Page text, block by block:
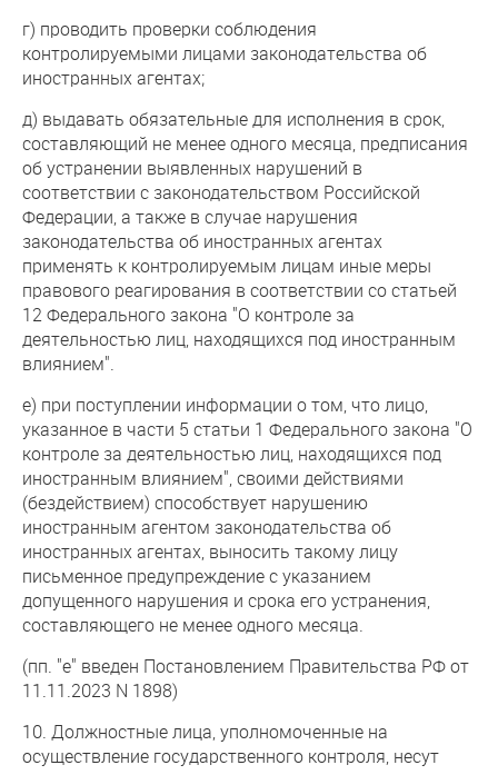
г) проводить проверки соблюдения
контролируемыми лицами законодательства об
иностранных агентах;
д) выдавать обязательные для исполнения в срок,
составляющий не менее одного месяца, предписания
об устранении выявленных нарушений в
соответствии с законодательством Российской
Федерации, а также в случае нарушения
законодательства об иностранных агентах
применять к контролируемым лицам иные меры
правового реагирования в соответствии со статьей
12 Федерального закона "О контроле за
деятельностью лиц, находящихся под иностранным
влиянием".
е) при поступлении информации о том, что лицо,
указанное в части 5 статьи 1 Федерального закона "О
контроле за деятельностью лиц, находящихся под
иностранным влиянием", своими действиями
(бездействием) способствует нарушению
иностранным агентом законодательства об
иностранных агентах, выносить такому лицу
письменное предупреждение с указанием
допущенного нарушения и срока его устранения,
составляющего не менее одного месяца.
(пп. "е" введен Постановлением Правительства РФ от
11.11.2023 N 1898)
10. Должностные лица, уполномоченные на
осуществление государственного контроля, несут